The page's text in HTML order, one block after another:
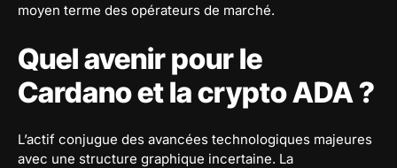
moyen terme des opérateurs de marché.
Quel avenir pour le
Cardano et la crypto ADA ?
L’actif conjugue des avancées technologiques majeures
avec une structure graphique incertaine. La